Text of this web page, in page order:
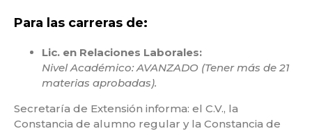
Para las carreras de:
Lic. en Relaciones Laborales:
Nivel Académico: AVANZADO (Tener más de 21
materias aprobadas).
Secretaría de Extensión informa: el C.V., la
Constancia de alumno regular y la Constancia de